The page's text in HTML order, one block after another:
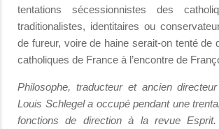
tentations sécessionnistes des
traditionalistes, identitaires ou
de fureur, voire de haine serait-on tenté de
catholiques de France à l’encontre de
Philosophe, traducteur et ancien
Louis Schlegel a occupé pendant une
fonctions de direction à la revue Esprit.